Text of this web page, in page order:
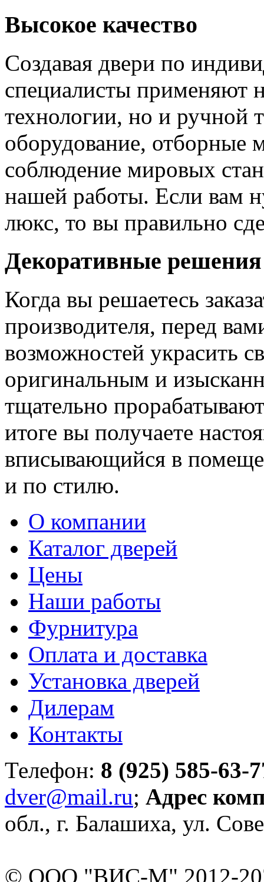
Высокое качество
Создавая двери по
специалисты применяют
технологии, но и ручной
оборудование, отборные
соблюдение мировых
нашей работы. Если вам
люкс, то вы правильно
Декоративные решения
Когда вы решаетесь
производителя, перед
возможностей украсить
оригинальным и
тщательно
итоге вы получаете
вписывающийся в
и по стилю.
О компании
Каталог дверей
Цены
Наши работы
Фурнитура
Оплата и доставка
Установка дверей
Дилерам
Контакты
Телефон: 8 (925) 585-63-
dver@mail.ru; Адрес
обл., г. Балашиха, ул.
© ООО "ВИС-М" 2012-